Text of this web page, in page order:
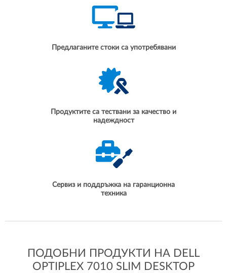
Предлаганите стоки са употребявани
Продуктите са тествани за качество и
надеждност
Сервиз и поддръжка на гаранционна
техника
ПОДОБНИ ПРОДУКТИ НА DELL
OPTIPLEX 7010 SLIM DESKTOP